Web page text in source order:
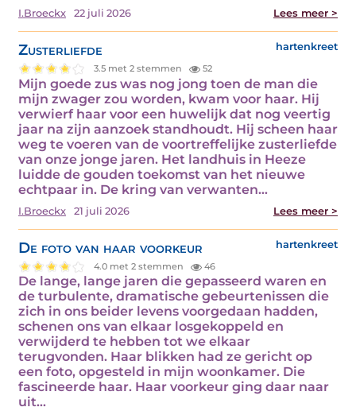
I.Broeckx 22 juli 2026 Lees meer >
Zusterliefde hartenkreet
3.5 met 2 stemmen 52
Mijn goede zus was nog jong toen de man die
mijn zwager zou worden, kwam voor haar. Hij
verwierf haar voor een huwelijk dat nog veertig
jaar na zijn aanzoek standhoudt. Hij scheen haar
weg te voeren van de voortreffelijke zusterliefde
van onze jonge jaren. Het landhuis in Heeze
luidde de gouden toekomst van het nieuwe
echtpaar in. De kring van verwanten…
I.Broeckx 21 juli 2026 Lees meer >
De foto van haar voorkeur hartenkreet
4.0 met 2 stemmen 46
De lange, lange jaren die gepasseerd waren en
de turbulente, dramatische gebeurtenissen die
zich in ons beider levens voorgedaan hadden,
schenen ons van elkaar losgekoppeld en
verwijderd te hebben tot we elkaar
terugvonden. Haar blikken had ze gericht op
een foto, opgesteld in mijn woonkamer. Die
fascineerde haar. Haar voorkeur ging daar naar
uit…